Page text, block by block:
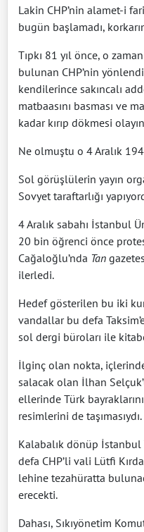
Lakin CHP’nin alamet-i
bugün başlamadı,
Tıpkı 81 yıl önce, o
bulunan CHP’nin
kendilerince sakıncalı
matbaasını basması ve
kadar kırıp dökmesi
Ne olmuştu o 4 Aralık
Sol görüşlülerin yayın
Sovyet taraftarlığı
4 Aralık sabahı İstanbul
20 bin öğrenci önce
Cağaloğlu’nda Tan
ilerledi.
Hedef gösterilen bu iki
vandallar bu defa
sol dergi büroları ile
İlginç olan nokta,
salacak olan İlhan
ellerinde Türk
resimlerini de taşımasıydı.
Kalabalık dönüp
defa CHP’li vali Lütfi
lehine tezahüratta
erecekti.
Dahası, Sıkıyönetim